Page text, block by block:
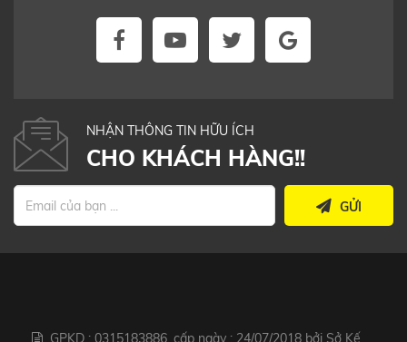
NHẬN THÔNG TIN HỮU ÍCH
CHO KHÁCH HÀNG!!
GỬI
GPKD : 0315183886, cấp ngày : 24/07/2018 bởi Sở Kế